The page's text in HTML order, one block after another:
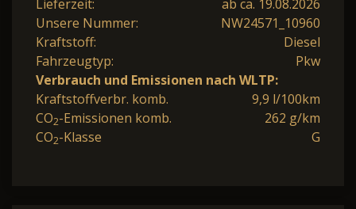
Lieferzeit:
ab ca. 19.08.2026
Unsere Nummer:
NW24571_10960
Kraftstoff:
Diesel
Fahrzeugtyp:
Pkw
Verbrauch und Emissionen nach WLTP:
Kraftstoffverbr. komb.
9,9 l/100km
CO2-Emissionen komb.
262 g/km
CO2-Klasse G